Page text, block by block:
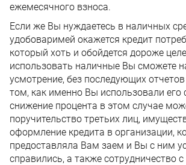
ежемесячного взноса.
Если же Вы нуждаетесь в наличных
удобоваримей окажется кредит
который хоть и обойдется дороже
использовать наличные Вы сможете
усмотрение, без последующих
том, как именно Вы использовали его
снижение процента в этом случае
поручительство третьих лиц,
оформление кредита в организации,
предоставляла Вам заем и Вы с ним
справились, а также сотрудничество